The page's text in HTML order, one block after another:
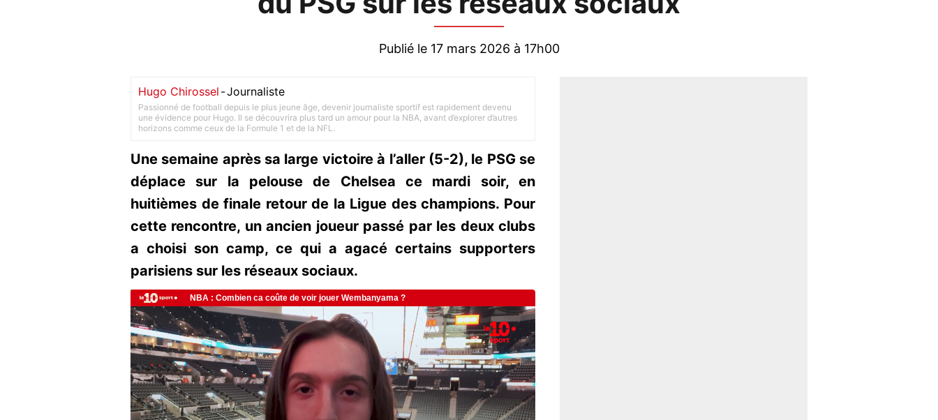
Publié le 17 mars 2026 à 17h00
Hugo Chirossel -Journaliste
Passionné de football depuis le plus jeune âge, devenir journaliste sportif est rapidement devenu
une évidence pour Hugo. Il se découvrira plus tard un amour pour la NBA, avant d’explorer d’autres
horizons comme ceux de la Formule 1 et de la NFL.
Une semaine après sa large victoire à l’aller (5-2), le PSG se
déplace sur la pelouse de Chelsea ce mardi soir, en
huitièmes de finale retour de la Ligue des champions. Pour
cette rencontre, un ancien joueur passé par les deux clubs
a choisi son camp, ce qui a agacé certains supporters
parisiens sur les réseaux sociaux.